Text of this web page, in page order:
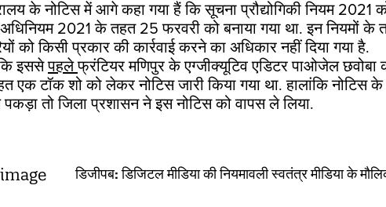
के नोटिस में आगे कहा गया हैं कि सूचना प्रौद्योगिकी नियम 2021
अधिनियम 2021 के तहत 25 फरवरी को बनाया गया था. इन नियमों के
को किसी प्रकार की कार्रवाई करने का अधिकार नहीं दिया गया है.
इससेपहलेफ्रंटियर मणिपुर के एग्जीक्यूटिव एडिटर पाओजेल छवोबा
एक टॉक शो को लेकर नोटिस जारी किया गया था. हालांकि नोटिस
तो जिला प्रशासन ने इस नोटिस को वापस ले लिया.
डिजीपब: डिजिटल मीडिया की नियमावली स्वतंत्र मीडिया के